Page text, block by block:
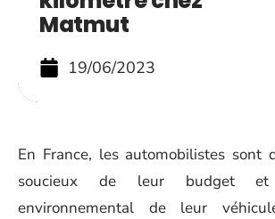
Matmut
19/06/2023
En France, les automobilistes sont
soucieux de leur budget et
environnemental de leur